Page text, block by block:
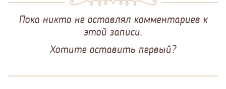
Пока никто не оставлял комментариев к
этой записи.
Хотите оставить первый?